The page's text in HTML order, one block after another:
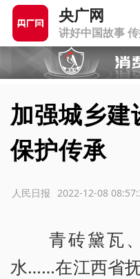
央广网
讲好中国故事
加强城乡
保护传承
2022-12-08
人民日报
青砖黛瓦、
水……在江西省